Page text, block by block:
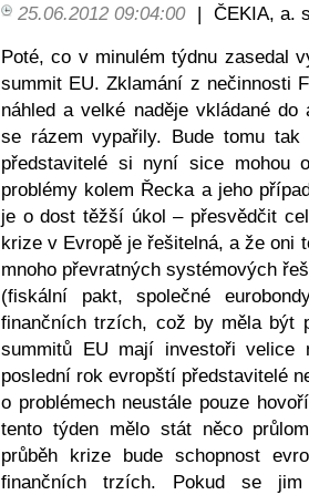
25.06.2012 09:04:00 | ČEKIA, a.
Poté, co v minulém týdnu zasedal
summit EU. Zklamání z nečinnosti
náhled a velké naděje vkládané
se rázem vypařily. Bude tomu
představitelé si nyní sice mohou
problémy kolem Řecka a jeho
je o dost těžší úkol – přesvědčit
krize v Evropě je řešitelná, a že oni
mnoho převratných systémových
(fiskální pakt, společné
finančních trzích, což by měla být
summitů EU mají investoři
poslední rok evropští představitelé
o problémech neustále pouze
tento týden mělo stát něco
průběh krize bude schopnost
finančních trzích. Pokud se